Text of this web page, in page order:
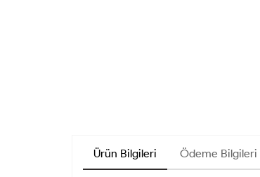
Ürün Bilgileri Ödeme Bilgileri